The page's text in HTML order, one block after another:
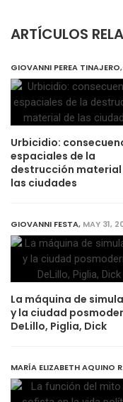
ARTÍCULOS
GIOVANNI PEREA TINAJERO,
Urbicidio:
espaciales de la
destrucción material
las ciudades
GIOVANNI FESTA, MAY 31,
La máquina de
y la ciudad
DeLillo, Piglia, Dick